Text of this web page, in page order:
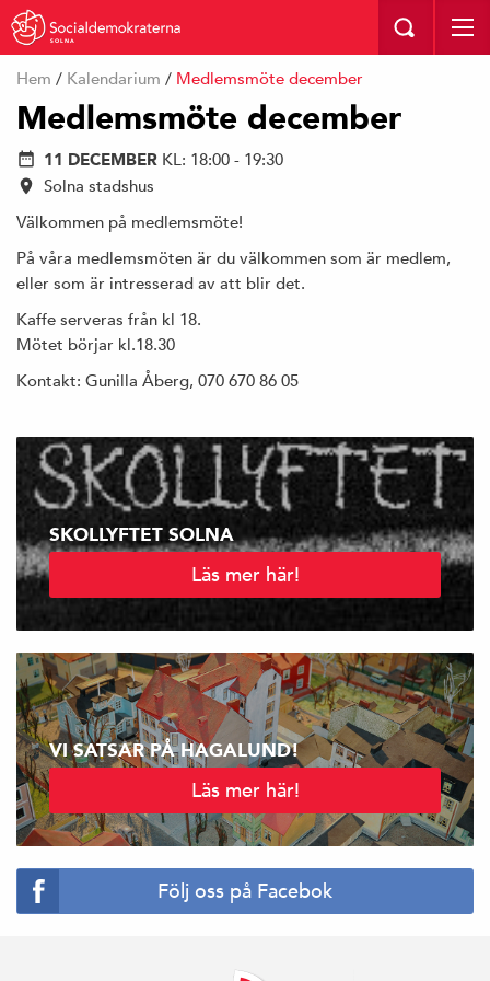
SOLNA
Hem / Kalendarium / Medlemsmöte december
Medlemsmöte december
11 DECEMBER KL: 18:00 - 19:30
Solna stadshus
Välkommen på medlemsmöte!
På våra medlemsmöten är du välkommen som är medlem,
eller som är intresserad av att blir det.
Kaffe serveras från kl 18.
Mötet börjar kl.18.30
Kontakt: Gunilla Åberg, 070 670 86 05
SKOLLYFTET SOLNA
Läs mer här!
VI SATSAR PÅ HAGALUND!
Läs mer här!
Följ oss på Facebok